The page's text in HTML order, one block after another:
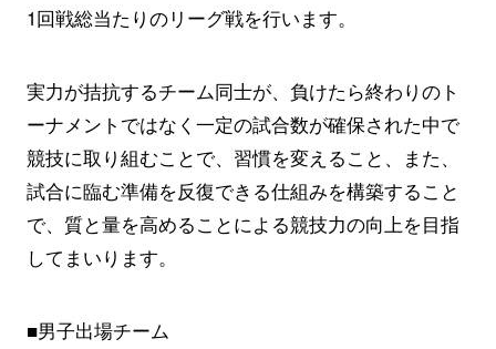
1回戦総当たりのリーグ戦を行います。
実力が拮抗するチーム同士が、負けたら終わりのト
ーナメントではなく一定の試合数が確保された中で
競技に取り組むことで、習慣を変えること、また、
試合に臨む準備を反復できる仕組みを構築すること
で、質と量を高めることによる競技力の向上を目指
してまいります。
■男子出場チーム